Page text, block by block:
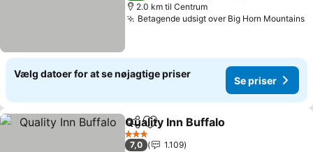
2.0 km til Centrum
Betagende udsigt over Big Horn Mountains
Vælg datoer for at se nøjagtige priser
Se priser
Del Føj til favoritter
Quality Inn Buffalo
3 Stjerner
7,0
1.109